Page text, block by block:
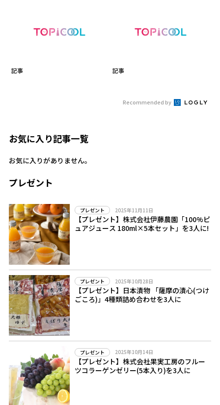
記事 記事
Recommended by
お気に入り記事一覧
お気に入りがありません。
プレゼント
プレゼント 2025年11月11日
【プレゼント】株式会社伊藤農園「100%ピ
ュアジュース 180ml×5本セット」を3人に!
プレゼント 2025年10月28日
【プレゼント】日本漬物 「薩摩の漬心(つけ
ごころ)」4種類詰め合わせを3人に
プレゼント 2025年10月14日
【プレゼント】株式会社果実工房のフルー
ツコラーゲンゼリー(5本入り)を3人に